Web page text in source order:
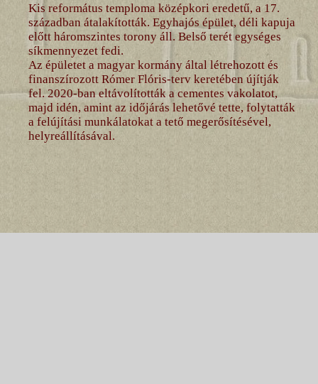
Kis református temploma középkori eredetű, a 17.
században átalakították. Egyhajós épület, déli kapuja
előtt háromszintes torony áll. Belső terét egységes
síkmennyezet fedi.
Az épületet a magyar kormány által létrehozott és
finanszírozott Rómer Flóris-terv keretében újítják
fel. 2020-ban eltávolították a cementes vakolatot,
majd idén, amint az időjárás lehetővé tette, folytatták
a felújítási munkálatokat a tető megerősítésével,
helyreállításával.